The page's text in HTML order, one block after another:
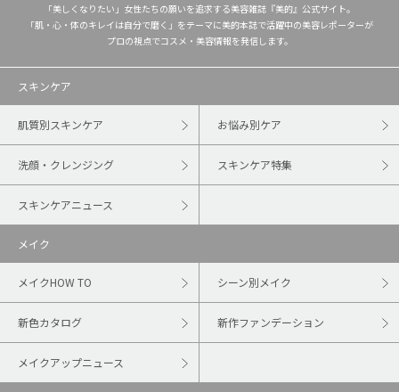
「美しくなりたい」女性たちの願いを追求する美容雑誌『美的』公式サイト。
「肌・心・体のキレイは自分で磨く」をテーマに美的本誌で活躍中の美容レポーターが
プロの視点でコスメ・美容情報を発信します。
スキンケア
肌質別スキンケア お悩み別ケア
洗顔・クレンジング スキンケア特集
スキンケアニュース
メイク
メイクHOW TO シーン別メイク
新色カタログ 新作ファンデーション
メイクアップニュース